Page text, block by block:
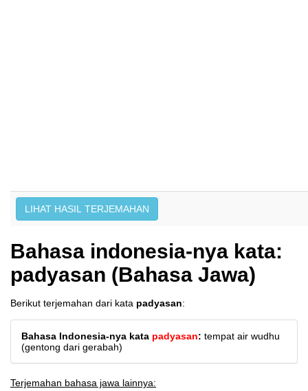
Bahasa indonesia-nya kata:
padyasan (Bahasa Jawa)
Berikut terjemahan dari kata padyasan:
Bahasa Indonesia-nya kata padyasan: tempat air wudhu
(gentong dari gerabah)
Terjemahan bahasa jawa lainnya: